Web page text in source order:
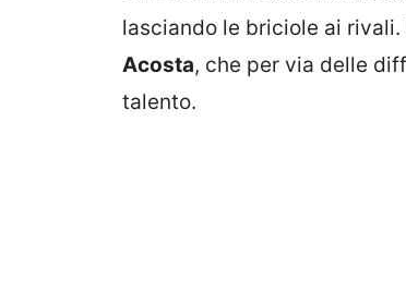
lasciando le briciole ai rivali.
Acosta, che per via delle
talento.